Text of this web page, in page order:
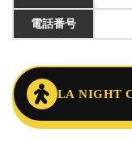
電話番号
LA NIGHT